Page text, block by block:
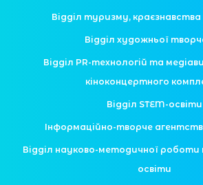
Відділ туризму,
Відділ художньої
Відділ PR-технологій та
кіноконцертного
Відділ STEM-освіти
Інформаційно-творче
Відділ науково-методичної
освіти